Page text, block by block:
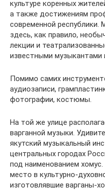
культуре коренных
а также достижениям
современной республики.
здесь, как правило,
лекции и
известными музыкантами
Помимо самих
аудиозаписи,
фотографии, костюмы.
На той же улице
варганной музыки.
якутский музыкальный
центральных городах
под наименованием
место в культурно-
изготовлявшие варганы-